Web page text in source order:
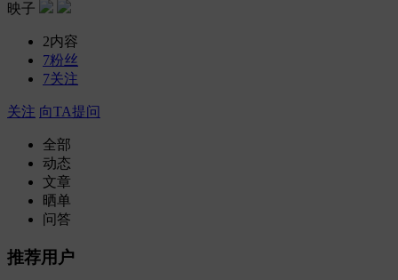
映子
2内容
7粉丝
7关注
关注 向TA提问
全部
动态
文章
晒单
问答
推荐用户